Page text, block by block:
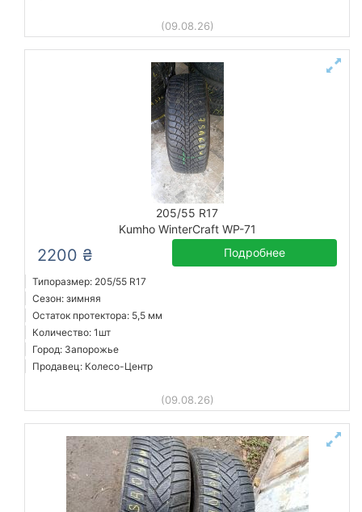
(09.08.26)
205/55 R17
Kumho WinterCraft WP-71
2200 ₴ Подробнее
Типоразмер: 205/55 R17
Сезон: зимняя
Остаток протектора: 5,5 мм
Количество: 1шт
Город: Запорожье
Продавец: Колесо-Центр
(09.08.26)